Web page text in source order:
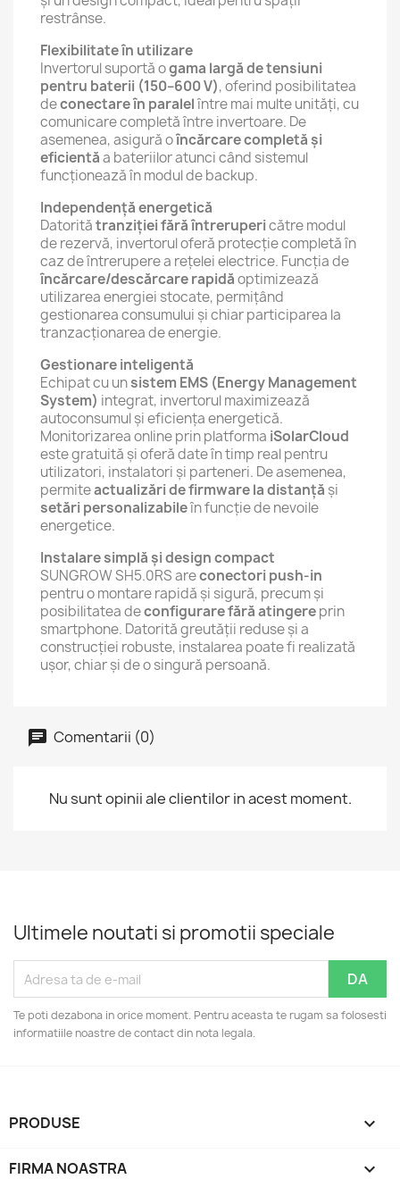
restrânse.
Flexibilitate în utilizare
Invertorul suportă ogama largă de tensiuni
pentru baterii (150–600 V), oferind posibilitatea
deconectare în paralelîntre mai multe unități, cu
comunicare completă între invertoare. De
asemenea, asigură oîncărcare completă și
eficientăa bateriilor atunci când sistemul
funcționează în modul de backup.
Independență energetică
Datoritătranziției fără întrerupericătre modul
de rezervă, invertorul oferă protecție completă în
caz de întrerupere a rețelei electrice. Funcția de
încărcare/descărcare rapidăoptimizează
utilizarea energiei stocate, permițând
gestionarea consumului și chiar participarea la
tranzacționarea de energie.
Gestionare inteligentă
Echipat cu unsistem EMS (Energy Management
System) integrat, invertorul maximizează
autoconsumul și eficiența energetică.
Monitorizarea online prin platforma iSolarCloud
este gratuită și oferă date în timp real pentru
utilizatori, instalatori și parteneri. De asemenea,
permiteactualizări de firmware la distanță și
setări personalizabileîn funcție de nevoile
energetice.
Instalare simplă și design compact
SUNGROW SH5.0RS areconectori push-in
pentru o montare rapidă și sigură, precum și
posibilitatea deconfigurare fără atingereprin
smartphone. Datorită greutății reduse și a
construcției robuste, instalarea poate fi realizată
ușor, chiar și de o singură persoană.
Comentarii (0)
Nu sunt opinii ale clientilor in acest moment.
Ultimele noutati si promotii speciale
Te poti dezabona in orice moment. Pentru aceasta te rugam sa folosesti
informatiile noastre de contact din nota legala.
PRODUSE 
FIRMA NOASTRA 